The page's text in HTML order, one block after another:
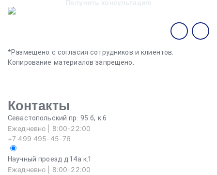
Получить консультацию
*Размещено с согласия сотрудников и клиентов.
Копирование материалов запрещено.
Контакты
Севастопольский пр. 95 б, к.6
Ежедневно | 8:00-22:00
+7 499 495-45-76
Научный проезд д.14а к.1
Ежедневно | 8:00-22:00